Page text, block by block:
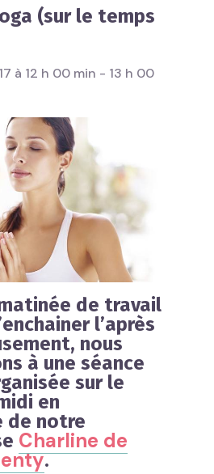
(sur le temps
à 12 h 00 min - 13 h 00
de travail
l’après
nous
à une séance
sur le
en
de notre
Charline de
.